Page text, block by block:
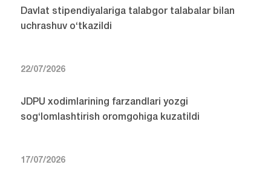
Davlat stipendiyalariga talabgor talabalar bilan
uchrashuv o‘tkazildi
22/07/2026
JDPU xodimlarining farzandlari yozgi
sog‘lomlashtirish oromgohiga kuzatildi
17/07/2026